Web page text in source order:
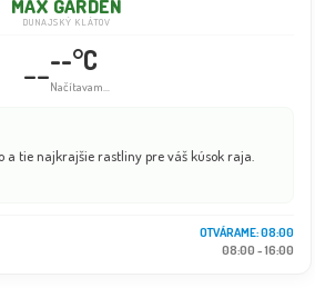
MAX GARDEN
DUNAJSKÝ KLÁTOV
----°C
Načítavam...
a tie najkrajšie rastliny pre váš kúsok raja.
OTVÁRAME: 08:00
08:00 - 16:00